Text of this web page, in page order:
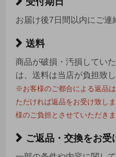
お届け後7日間以内にご連
送料
商品が破損・汚損してい
は、送料は当店が負担致し
※お客様のご都合による返品
ただければ返品をお受け致し
様のご負担とさせていただきま
ご返品・交換をお受